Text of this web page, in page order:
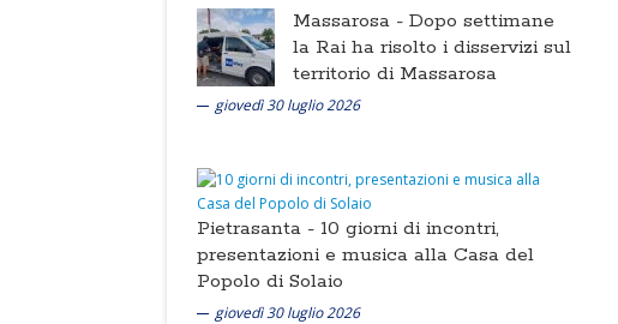
Massarosa - Dopo settimane
la Rai ha risolto i disservizi sul
territorio di Massarosa
giovedì 30 luglio 2026
Pietrasanta - 10 giorni di incontri,
presentazioni e musica alla Casa del
Popolo di Solaio
giovedì 30 luglio 2026